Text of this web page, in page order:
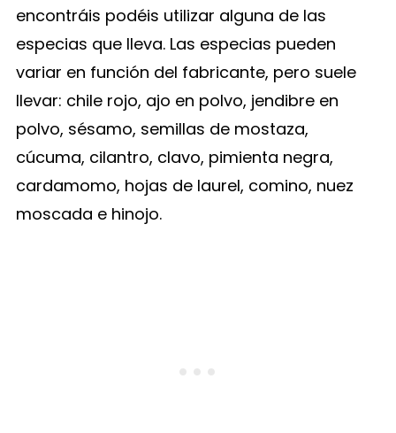
encontráis podéis utilizar alguna de las
especias que lleva. Las especias pueden
variar en función del fabricante, pero suele
llevar: chile rojo, ajo en polvo, jendibre en
polvo, sésamo, semillas de mostaza,
cúcuma, cilantro, clavo, pimienta negra,
cardamomo, hojas de laurel, comino, nuez
moscada e hinojo.